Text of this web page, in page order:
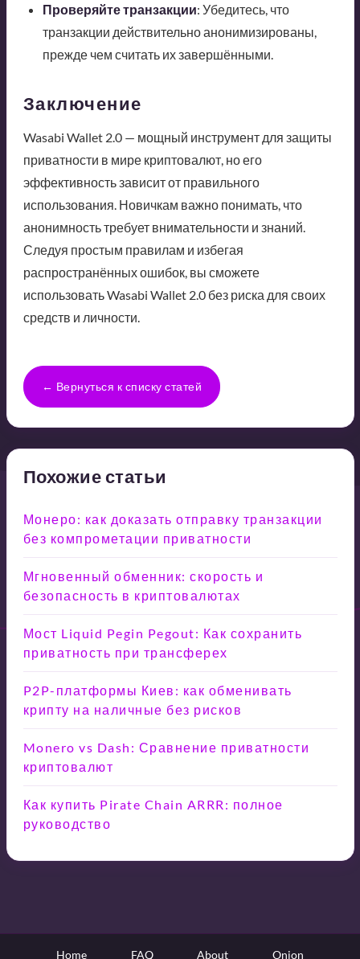
Проверяйте транзакции: Убедитесь, что
транзакции действительно анонимизированы,
прежде чем считать их завершёнными.
Заключение
Wasabi Wallet 2.0 — мощный инструмент для защиты
приватности в мире криптовалют, но его
эффективность зависит от правильного
использования. Новичкам важно понимать, что
анонимность требует внимательности и знаний.
Следуя простым правилам и избегая
распространённых ошибок, вы сможете
использовать Wasabi Wallet 2.0 без риска для своих
средств и личности.
← Вернуться к списку статей
Похожие статьи
Монеро: как доказать отправку транзакции
без компрометации приватности
Мгновенный обменник: скорость и
безопасность в криптовалютах
Мост Liquid Pegin Pegout: Как сохранить
приватность при трансферех
P2P-платформы Киев: как обменивать
крипту на наличные без рисков
Monero vs Dash: Сравнение приватности
криптовалют
Как купить Pirate Chain ARRR: полное
руководство
Home FAQ About Onion